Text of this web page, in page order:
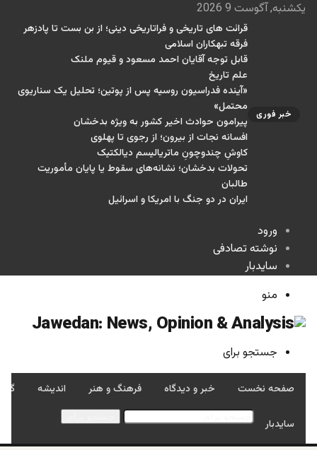
یکشنبه, آگوست 9 2026
خبر فوری
قرائت های تاریخی و فراتاریخی دینی؛ از بن بست تا پادزهر
فرقه تبهکاران اسلامی
قابل توجه آقایان احمد مسعود و قیوم ملنک
علم تاریخ
«آینده فدراسیون روسیه پس از پوتین؛ تحلیل یک سناریوی
محتمل»
پیرامون حوادث اخیر کشور به ویژه بدخشان
افسانه نجات از بیرون؛ از رجوی تا پهلوی
کاوشِ چندو‌چونِ ماتریالیسم دیالکتیک
تحولات بدخشان؛ نشانه‌های سقوط یا پایان مأموریت
طالبان
ایران در دو جنگ با امریکا و اسرائیل
ورود
نوشته تصادفی
سایدبار
منو
جستجو برای
صفحه نخست خبر و دیدگاه فرهنگ و هنر اندیشه
سایدبار